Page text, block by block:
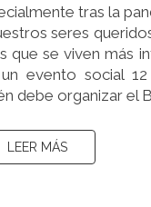
CAMBIO
DE
DÉCADA!
tras la
seres
se viven más
evento social
debe organizar el
LEER MÁSLEER MÁS